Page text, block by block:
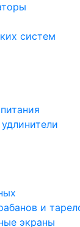
систем
и
экраны